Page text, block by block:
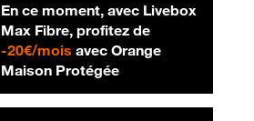
En ce moment, avec Livebox
Max Fibre, profitez de
-20€/mois20 € par mois
avec Orange
Maison Protégée